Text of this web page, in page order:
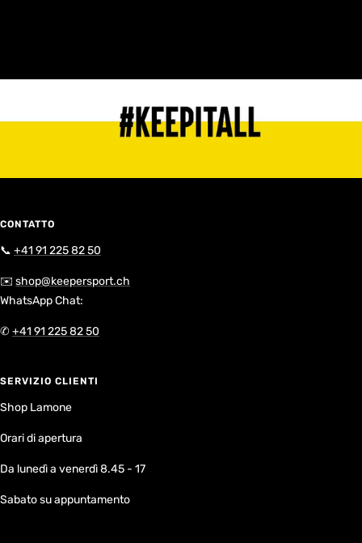
CONTATTO
📞 +41 91 225 82 50
✉️ shop@keepersport.ch
WhatsApp Chat:
✆+41 91 225 82 50
SERVIZIO CLIENTI
Shop Lamone
Orari di apertura
Da lunedì a venerdì 8.45 - 17
Sabato su appuntamento